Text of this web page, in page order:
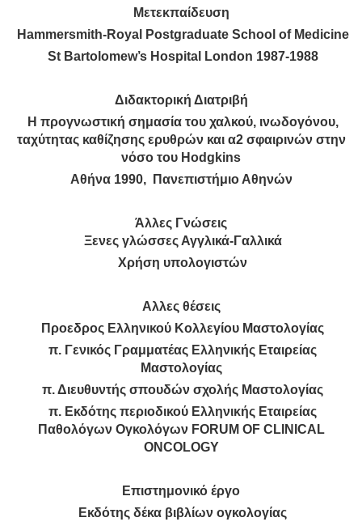
Μετεκπαίδευση
Hammersmith-Royal Postgraduate School of Medicine
St Bartolomew’s Hospital London 1987-1988
Διδακτορική Διατριβή
Η προγνωστική σημασία του χαλκού, ινωδογόνου,
ταχύτητας καθίζησης ερυθρών και α2 σφαιρινών στην
νόσο του Hodgkins
Αθήνα 1990, Πανεπιστήμιο Αθηνών
Άλλες Γνώσεις
Ξενες γλώσσες Αγγλικά-Γαλλικά
Χρήση υπολογιστών
Αλλες θέσεις
Προεδρος Ελληνικού Κολλεγίου Μαστολογίας
π. Γενικός Γραμματέας Ελληνικής Εταιρείας
Μαστολογίας
π. Διευθυντής σπουδών σχολής Μαστολογίας
π. Εκδότης περιοδικού Ελληνικής Εταιρείας
Παθολόγων Ογκολόγων FORUM OF CLINICAL
ONCOLOGY
Επιστημονικό έργο
Εκδότης δέκα βιβλίων ογκολογίας